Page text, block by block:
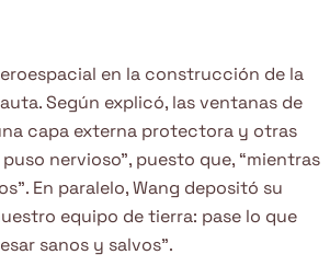
en la construcción de la
Según explicó, las ventanas de
capa externa protectora y otras
nervioso”, puesto que, “mientras
En paralelo, Wang depositó su
equipo de tierra: pase lo que
sanos y salvos”.